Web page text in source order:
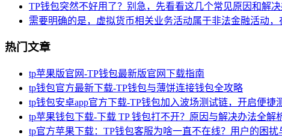
TP钱包突然不好用了？别急，先看看这几个常见原因和解
需要明确的是，虚拟货币相关业务活动属于非法金融活动
热门文章
tp苹果版官网-TP钱包最新版官网下载指南
tp钱包官方最新下载-TP钱包与薄饼连接钱包全攻略
tp钱包安卓app官方下载-TP钱包加入波场测试链，开启便捷
tp苹果钱包下载-下载 TP 钱包打不开？原因与解决办法全解
tp官方苹果下载：TP钱包客服为啥一直不在线？用户的困扰